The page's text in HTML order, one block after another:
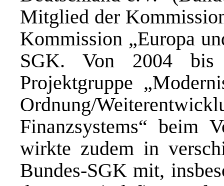
Mitglied der
Kommission „Europa
SGK. Von 2004
Projektgruppe
Ordnung/
Finanzsystems“ beim
wirkte zudem in
Bundes-SGK mit,